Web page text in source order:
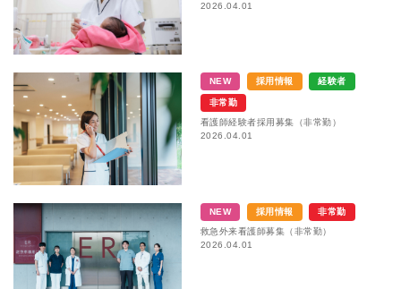
2026.04.01
NEW 採用情報 経験者
非常勤
看護師経験者採用募集（非常勤）
2026.04.01
NEW 採用情報
非常勤
救急外来看護師募集（非常勤）
2026.04.01